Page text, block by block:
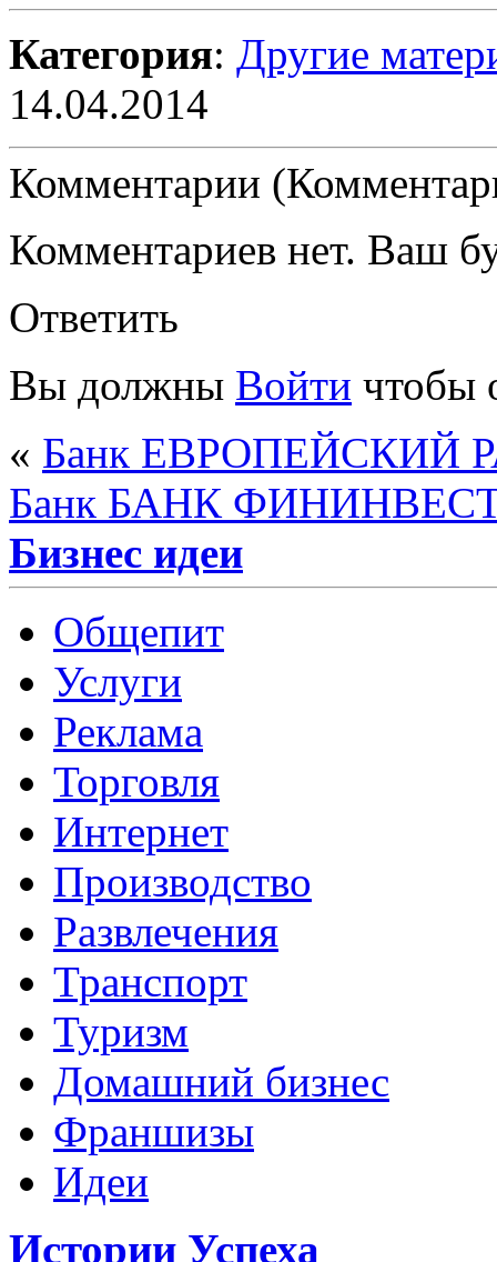
Категория: Другие
14.04.2014
Комментарии
Комментариев нет. Ваш
Ответить
Вы должны Войти чтобы
« Банк ЕВРОПЕЙСКИЙ
Банк БАНК
Бизнес идеи
Общепит
Услуги
Реклама
Торговля
Интернет
Производство
Развлечения
Транспорт
Туризм
Домашний бизнес
Франшизы
Идеи
Истории Успеха